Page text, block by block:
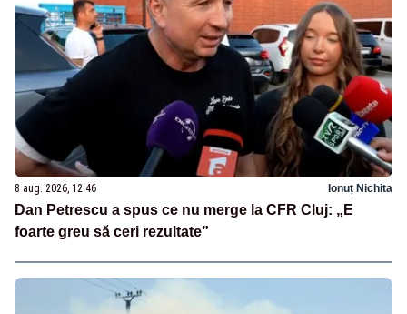
8 aug. 2026, 12:46 Ionuț Nichita
Dan Petrescu a spus ce nu merge la CFR Cluj: „E
foarte greu să ceri rezultate”